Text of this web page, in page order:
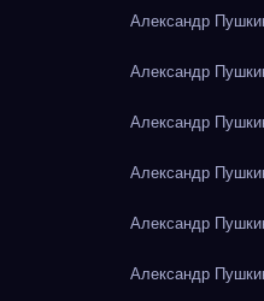
Александр
Александр
Александр
Александр
Александр
Александр